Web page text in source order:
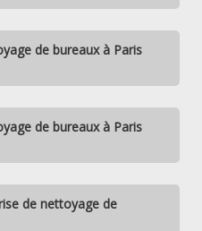
de bureaux à Paris
de bureaux à Paris
de nettoyage de